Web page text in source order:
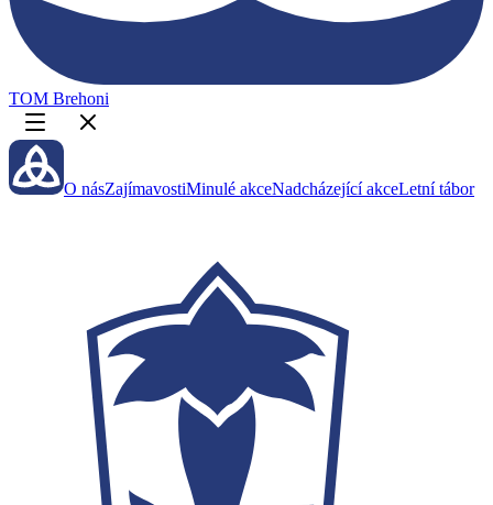
TOM Brehoni
O násZajímavostiMinulé akceNadcházející akceLetní tábor